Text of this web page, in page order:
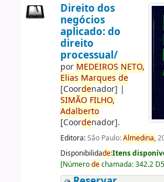
Direito dos
negócios
aplicado: do
direito
processual/
por MEDEIROS NETO,
Elias Marques de
[Coordenador] |
SIMÃO FILHO,
Adalberto
[Coordenador].
Editora:São Paulo:Almedina,
Disponibilidade:Itens
[Númerodechamada:342.2